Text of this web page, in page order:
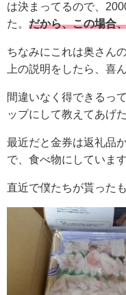
は決まってるので、
た。 だから、この場合
ちなみにこれは奥さん
上の説明をしたら、喜
間違いなく得できるっ
ップにして教えてあげ
最近だと金券は返礼品
で、食べ物にしています
直近で僕たちが貰った